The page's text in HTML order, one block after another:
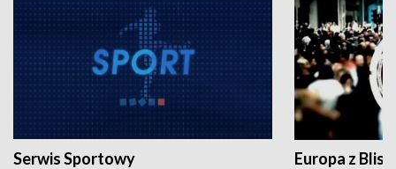
Serwis Sportowy Europa z